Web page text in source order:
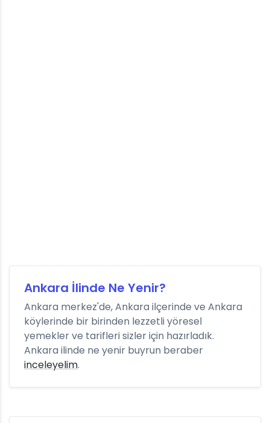
Ankara İlinde Ne Yenir?
Ankara merkez'de, Ankara ilçerinde ve Ankara
köylerinde bir birinden lezzetli yöresel
yemekler ve tarifleri sizler için hazırladık.
Ankara ilinde ne yenir buyrun beraber
inceleyelim.